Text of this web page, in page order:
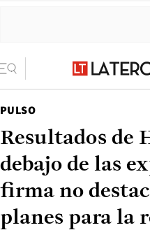
PULSO
Resultados de
debajo de las
firma no
planes para la